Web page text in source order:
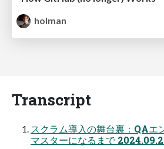
holman
Transcript
スクラム導入の舞台裏：QAエ
マスターになるまで